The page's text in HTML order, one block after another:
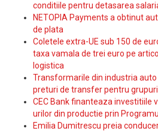
conditiile pentru detasarea
NETOPIA Payments a obtinut
de plata
Coletele extra-UE sub 150 de
taxa vamala de trei euro pe
logistica
Transformarile din industria
preturi de transfer pentru
CEC Bank finanteaza investitiile
urilor din productie prin
Emilia Dumitrescu preia